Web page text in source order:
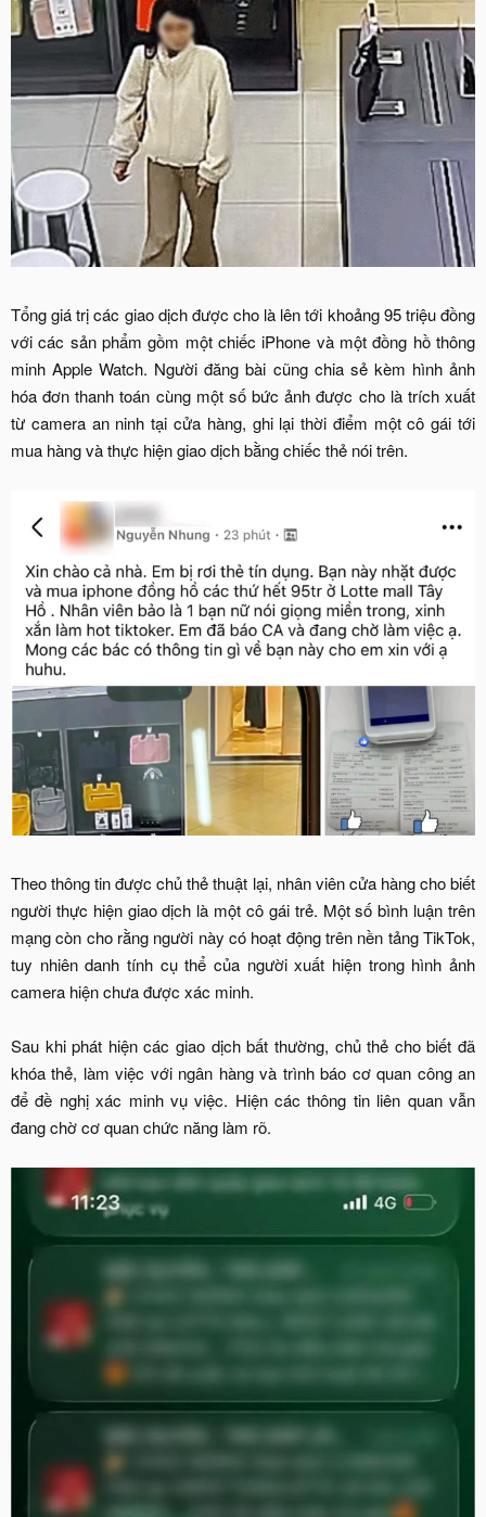
Tổng giá trị các giao dịch được cho là lên tới khoảng 95 triệu đồng
với các sản phẩm gồm một chiếc iPhone và một đồng hồ thông
minh Apple Watch. Người đăng bài cũng chia sẻ kèm hình ảnh
hóa đơn thanh toán cùng một số bức ảnh được cho là trích xuất
từ camera an ninh tại cửa hàng, ghi lại thời điểm một cô gái tới
mua hàng và thực hiện giao dịch bằng chiếc thẻ nói trên.
Theo thông tin được chủ thẻ thuật lại, nhân viên cửa hàng cho biết
người thực hiện giao dịch là một cô gái trẻ. Một số bình luận trên
mạng còn cho rằng người này có hoạt động trên nền tảng TikTok,
tuy nhiên danh tính cụ thể của người xuất hiện trong hình ảnh
camera hiện chưa được xác minh.
Sau khi phát hiện các giao dịch bất thường, chủ thẻ cho biết đã
khóa thẻ, làm việc với ngân hàng và trình báo cơ quan công an
để đề nghị xác minh vụ việc. Hiện các thông tin liên quan vẫn
đang chờ cơ quan chức năng làm rõ.